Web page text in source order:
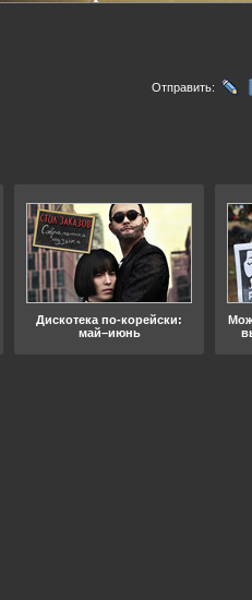
Отправить:
Дискотека по-корейски:
май–июнь